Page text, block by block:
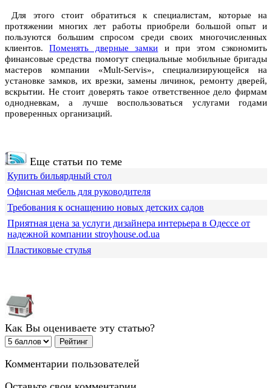
Для этого стоит обратиться к специалистам, которые на
протяжении многих лет работы приобрели большой опыт и
пользуются большим спросом среди своих многочисленных
клиентов.Поменять дверные замки и при этом сэкономить
финансовые средства помогут специальные мобильные бригады
мастеров компании «Mult-Servis», специализирующейся на
установке замков, их врезки, замены личинок, ремонту дверей,
вскрытии. Не стоит доверять такое ответственное дело фирмам
однодневкам, а лучше воспользоваться услугами годами
проверенных организаций.
Еще статьи по теме
Купить бильярдный стол
Офисная мебель для руководителя
Требования к оснащению новых детских садов
Приятная цена за услуги дизайнера интерьера в Одессе от
надежной компании stroyhouse.od.ua
Пластиковые стулья
Как Вы оцениваете эту статью?
Комментарии пользователей